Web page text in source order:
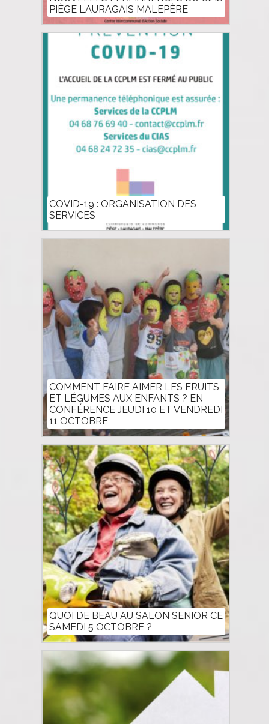
PIÈGE LAURAGAIS MALEPÈRE
COVID-19 : ORGANISATION DES
SERVICES
COMMENT FAIRE AIMER LES FRUITS
ET LÉGUMES AUX ENFANTS ? EN
CONFÉRENCE JEUDI 10 ET VENDREDI
11 OCTOBRE
QUOI DE BEAU AU SALON SENIOR CE
SAMEDI 5 OCTOBRE ?